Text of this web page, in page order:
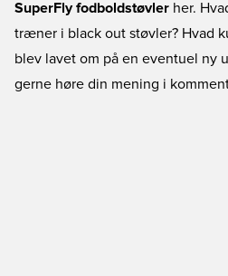
SuperFly fodboldstøvler her.
træner i black out støvler? Hvad
blev lavet om på en eventuel ny
gerne høre din mening i